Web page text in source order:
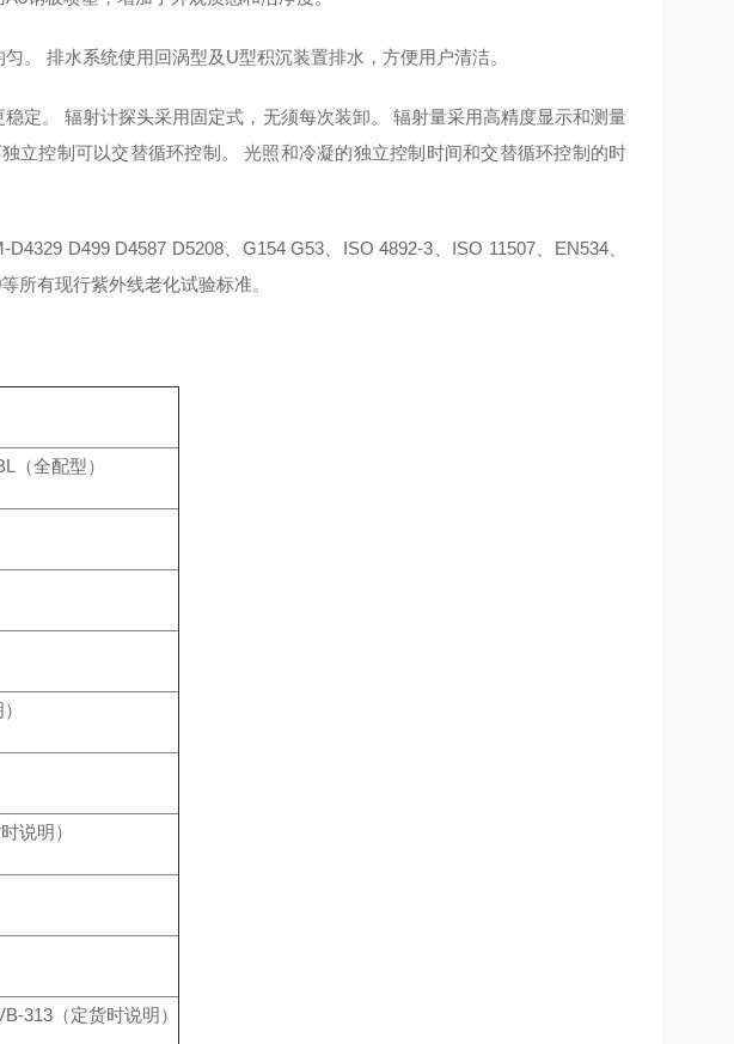
。 排水系统使用回涡型及U型积沉装置排水，方便用户清洁。
定。 辐射计探头采用固定式，无须每次装卸。 辐射量采用高精度显示和测量
立控制可以交替循环控制。 光照和冷凝的独立控制时间和交替循环控制的时
D499 D4587 D5208、G154 G53、ISO 4892-3、ISO 11507、EN534、
所有现行紫外线老化试验标准。
（全配型）
说明）
313（定货时说明）